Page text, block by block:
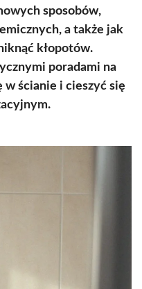
sposobów,
a także jak
kłopotów.
poradami na
ścianie i cieszyć się